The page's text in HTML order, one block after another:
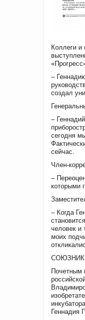
Коллеги и
–
создал
–
сегодня
сейчас.
Член-
–
которыми
– Когда
человек и
моих
Почетным
Геннадия